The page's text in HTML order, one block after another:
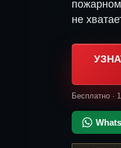
не
Бесплатно ·